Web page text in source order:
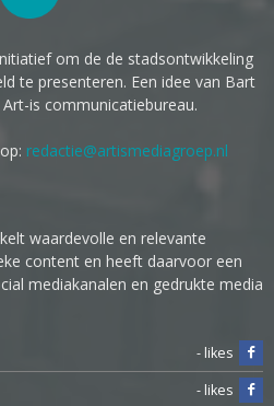
om de de stadsontwikkeling
te presenteren. Een idee van Bart
is communicatiebureau.
redactie@artismediagroep.nl
waardevolle en relevante
content en heeft daarvoor een
mediakanalen en gedrukte media
- likes
- likes